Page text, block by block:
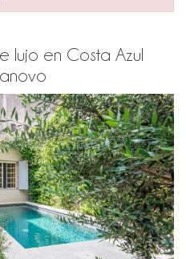
lujo en Costa Azul